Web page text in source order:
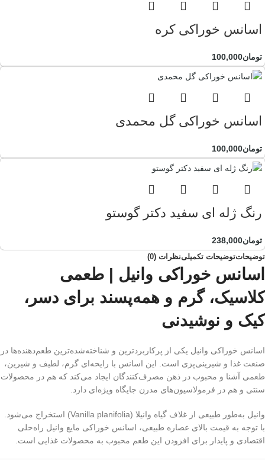
اسانس خوراکی کره
تومان100,000
اسانس خوراکی گل محمدی
تومان100,000
رنگ ژله ای سفید دکتر گوستو
تومان238,000
توضیحاتتوضیحات تکمیلینظرات (0)
اسانس خوراکی وانیل | طعمی
کلاسیک، گرم و همه‌پسند برای دسر،
کیک و نوشیدنی
اسانس خوراکی وانیل یکی از پرکاربردترین و شناخته‌شده‌ترین طعم‌دهنده‌ها در
صنعت غذا و شیرینی‌پزی است. این اسانس با رایحه‌ای گرم، لطیف و شیرین،
طعمی آشنا و محبوب در ذهن مصرف‌کنندگان ایجاد می‌کند که هم در محصولات
سنتی و هم در فرمولاسیون‌های مدرن جایگاه ویژه‌ای دارد.
وانیل به‌طور طبیعی از غلاف گیاه وانیلا (Vanilla planifolia) استخراج می‌شود.
با توجه به قیمت بالای عصاره طبیعی، اسانس خوراکی مایع وانیل راه‌حلی
اقتصادی و پایدار برای افزودن این طعم محبوب به محصولات غذایی است.